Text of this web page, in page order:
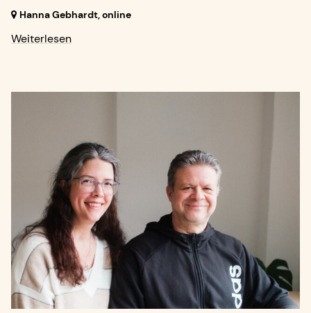
Hanna Gebhardt, online
Weiterlesen